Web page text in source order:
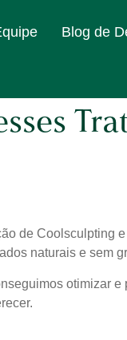
Blog de
de Coolsculpting
naturais e sem
otimizar e